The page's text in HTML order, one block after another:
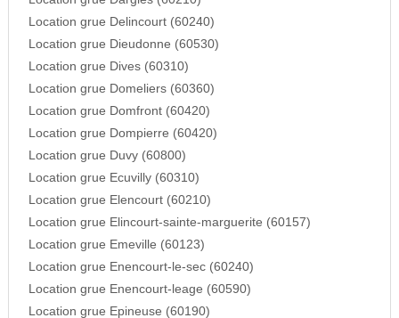
Location grue Delincourt (60240)
Location grue Dieudonne (60530)
Location grue Dives (60310)
Location grue Domeliers (60360)
Location grue Domfront (60420)
Location grue Dompierre (60420)
Location grue Duvy (60800)
Location grue Ecuvilly (60310)
Location grue Elencourt (60210)
Location grue Elincourt-sainte-marguerite (60157)
Location grue Emeville (60123)
Location grue Enencourt-le-sec (60240)
Location grue Enencourt-leage (60590)
Location grue Epineuse (60190)